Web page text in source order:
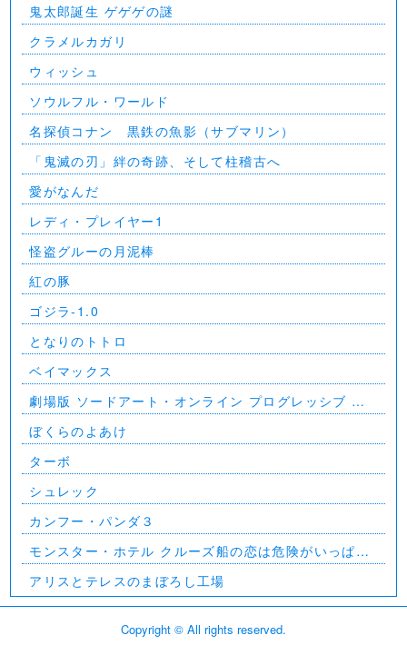
⻤太郎誕生 ゲゲゲの謎
クラメルカガリ
ウィッシュ
ソウルフル・ワールド
名探偵コナン 黒鉄の魚影（サブマリン）
「鬼滅の刃」絆の奇跡、そして柱稽古へ
愛がなんだ
レディ・プレイヤー1
怪盗グルーの月泥棒
紅の豚
ゴジラ-1.0
となりのトトロ
ベイマックス
劇場版 ソードアート・オンライン プログレッシブ 星
なき夜のアリア
ぼくらのよあけ
ターボ
シュレック
カンフー・パンダ３
モンスター・ホテル クルーズ船の恋は危険がいっぱ
い？！
アリスとテレスのまぼろし工場
Copyright © All rights reserved.